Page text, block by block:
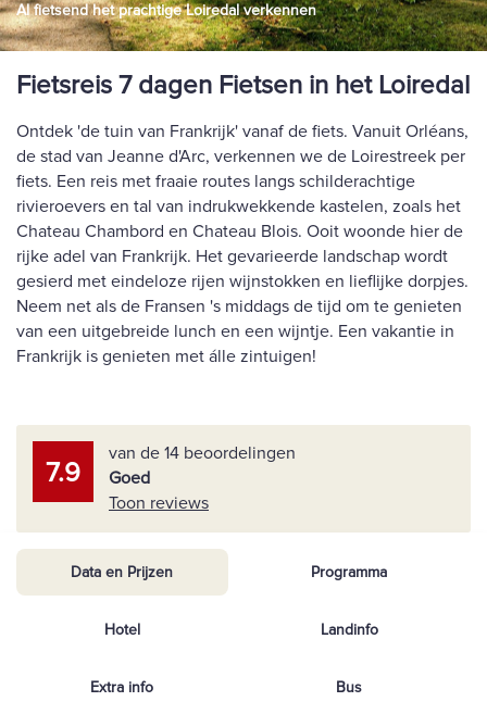
Al fietsend het prachtige Loiredal verkennen
Fietsreis 7 dagen Fietsen in het Loiredal
Ontdek 'de tuin van Frankrijk' vanaf de fiets. Vanuit Orléans,
de stad van Jeanne d'Arc, verkennen we de Loirestreek per
fiets. Een reis met fraaie routes langs schilderachtige
rivieroevers en tal van indrukwekkende kastelen, zoals het
Chateau Chambord en Chateau Blois. Ooit woonde hier de
rijke adel van Frankrijk. Het gevarieerde landschap wordt
gesierd met eindeloze rijen wijnstokken en lieflijke dorpjes.
Neem net als de Fransen 's middags de tijd om te genieten
van een uitgebreide lunch en een wijntje. Een vakantie in
Frankrijk is genieten met álle zintuigen!
7.9
van de 14 beoordelingen
Goed
Toon reviews
Data en Prijzen Programma
Hotel Landinfo
Extra info Bus